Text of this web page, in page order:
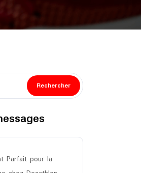
Rechercher
Parfait pour la